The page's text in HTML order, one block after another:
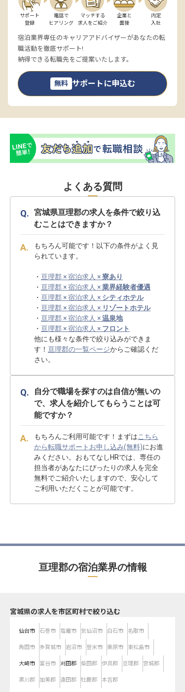
サポート
登録
電話で
ヒアリング
マッチする
求人をご紹介
企業と
面接
内定
入社
宿泊業界専任のキャリアアドバイザーがあなたの転
職活動を徹底サポート!
納得できる転職先をご提案いたします。
無料 サポートに申込む
よくある質問
宮城県亘理郡の求人を条件で絞り込
むことはできますか？
もちろん可能です！以下の条件がよく見
られています。
・ 亘理郡 × 宿泊求人 ×寮あり
・ 亘理郡 × 宿泊求人 ×業界経験者優遇
・ 亘理郡 × 宿泊求人 × シティホテル
・ 亘理郡 × 宿泊求人 × リゾートホテル
・ 亘理郡 × 宿泊求人 ×温泉地
・ 亘理郡 × 宿泊求人 × フロント
他にも様々な条件で絞り込みができま
す！ 亘理郡の一覧ページからご確認くだ
さい。
自分で職場を探すのは自信が無いの
で、求人を紹介してもらうことは可
能ですか？
もちろんご利用可能です！まずはこちら
から転職サポートお申し込み(無料)にお進
みください。おもてなしHRでは、専任の
担当者があなたにぴったりの求人を完全
無料でご紹介いたしますので、安心して
ご利用いただくことが可能です。
亘理郡の宿泊業界の情報
宮城県の求人を市区町村で絞り込む
仙台市 石巻市 塩竈市 気仙沼市 白石市 名取市
角田市 多賀城市 岩沼市 登米市 栗原市 東松島市
大崎市 富谷市 刈田郡 柴田郡 伊具郡 亘理郡 宮城郡
黒川郡 加美郡 遠田郡 牡鹿郡 本吉郡